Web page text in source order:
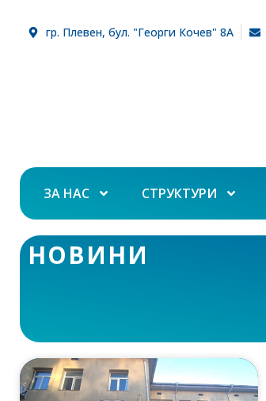
гр. Плевен, бул. "Георги Кочев" 8А
ЗА НАС СТРУКТУРИ
НОВИНИ